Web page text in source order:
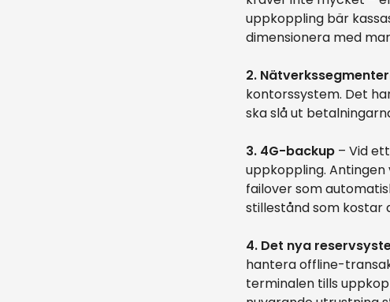
uppkoppling bär
dimensionera med
2.
kontorssystem. Det
ska slå ut
3. 4G-backup – Vid
uppkoppling.
failover som
stillestånd som kostar
4. Det nya
hantera offline-
terminalen tills